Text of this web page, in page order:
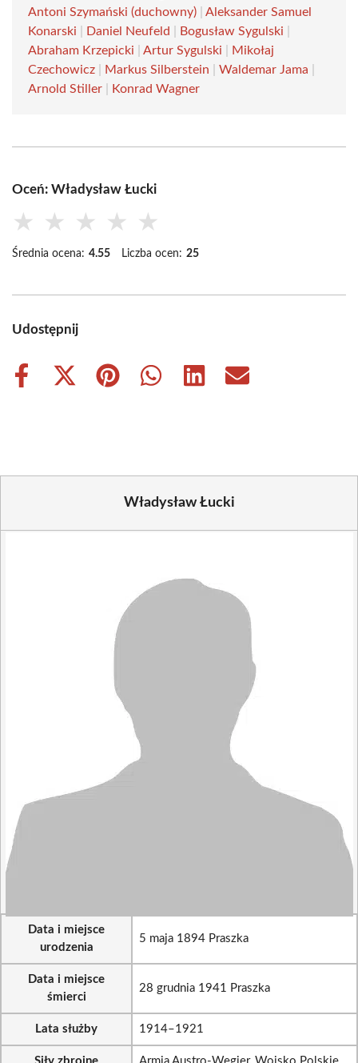
Antoni Szymański (duchowny)
Aleksander Samuel
Konarski
Daniel Neufeld Bogusław Sygulski
Abraham Krzepicki
Artur Sygulski
Mikołaj
Czechowicz
Markus Silberstein Waldemar Jama
Arnold Stiller
Konrad Wagner
Oceń: Władysław Łucki
★ ★ ★ ★ ★
Średnia ocena: 4.55 Liczba ocen: 25
Udostępnij
Share
Share
Share
Share
Share
Share
Władysław Łucki
Data i miejsce
urodzenia
5 maja 1894 Praszka
Data i miejsce
śmierci
28 grudnia 1941 Praszka
Lata służby 1914–1921